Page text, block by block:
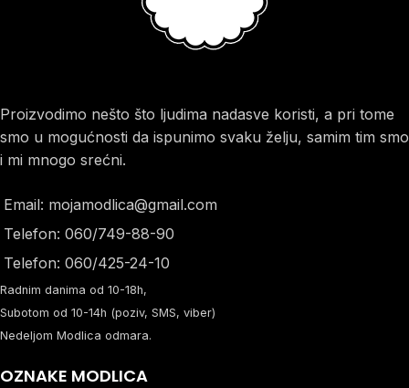
Proizvodimo nešto što ljudima nadasve koristi, a pri tome
smo u mogućnosti da ispunimo svaku želju, samim tim smo
i mi mnogo srećni.
Email: mojamodlica@gmail.com
Telefon: 060/749-88-90
Telefon: 060/425-24-10
Radnim danima od 10-18h,
Subotom od 10-14h (poziv, SMS, viber)
Nedeljom Modlica odmara.
OZNAKE MODLICA